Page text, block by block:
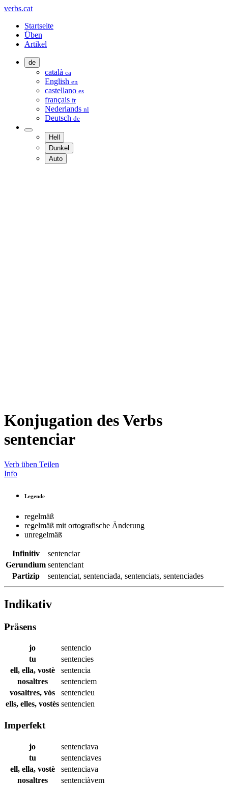
verbs.cat
Startseite
Üben
Artikel
de
català ca
English en
castellano es
français fr
Nederlands nl
Deutsch de
Hell
Dunkel
Auto
Konjugation des Verbs
sentenciar
Verb üben Teilen
Info
Legende
regelmäß
regelmäß mit ortografische Änderung
unregelmäß
Infinitiv
sentenciar
Gerundium sentenciant
Partizip
sentenciat, sentenciada, sentenciats, sentenciades
Indikativ
Präsens
jo
sentencio
tu
sentencies
ell, ella, vostè
sentencia
nosaltres
sentenciem
vosaltres, vós
sentencieu
ells, elles, vostès sentencien
Imperfekt
jo
sentenciava
tu
sentenciaves
ell, ella, vostè
sentenciava
nosaltres
sentenciàvem